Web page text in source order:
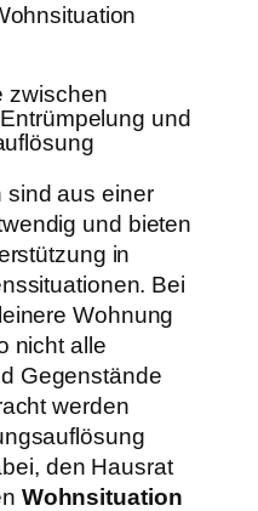
zwischen
und
aus einer
und bieten
in
Bei
Wohnung
nicht alle
Gegenstände
werden
den Hausrat
Wohnsituation